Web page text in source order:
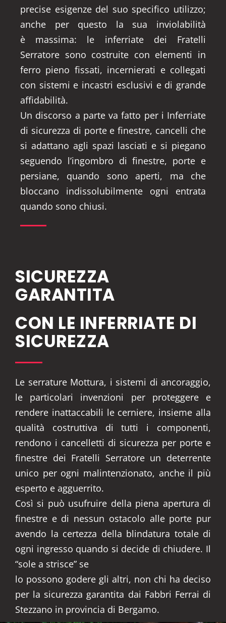
precise esigenze del suo specifico utilizzo;
anche per questo la sua inviolabilità
è massima: le inferriate dei Fratelli
Serratore sono costruite con elementi in
ferro pieno fissati, incernierati e collegati
con sistemi e incastri esclusivi e di grande
affidabilità.
Un discorso a parte va fatto per i Inferriate
di sicurezza di porte e finestre, cancelli che
si adattano agli spazi lasciati e si piegano
seguendo l’ingombro di finestre, porte e
persiane, quando sono aperti, ma che
bloccano indissolubilmente ogni entrata
quando sono chiusi.
SICUREZZA
GARANTITA
CON LE INFERRIATE DI
SICUREZZA
Le serrature Mottura, i sistemi di ancoraggio,
le particolari invenzioni per proteggere e
rendere inattaccabili le cerniere, insieme alla
qualità costruttiva di tutti i componenti,
rendono i cancelletti di sicurezza per porte e
finestre dei Fratelli Serratore un deterrente
unico per ogni malintenzionato, anche il più
esperto e agguerrito.
Così si può usufruire della piena apertura di
finestre e di nessun ostacolo alle porte pur
avendo la certezza della blindatura totale di
ogni ingresso quando si decide di chiudere. Il
“sole a strisce” se
lo possono godere gli altri, non chi ha deciso
per la sicurezza garantita dai Fabbri Ferrai di
Stezzano in provincia di Bergamo.